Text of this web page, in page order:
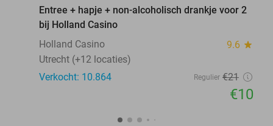
Entree + hapje + non-alcoholisch drankje voor 2
bij Holland Casino
Holland Casino
9.6 star
Utrecht (+12 locaties)
Verkocht: 10.864
Regulier €21
€10